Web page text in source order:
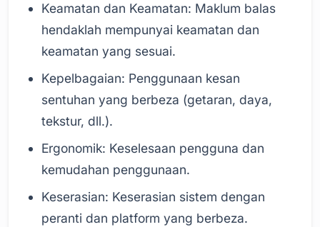
Keamatan dan Keamatan: Maklum balas
hendaklah mempunyai keamatan dan
keamatan yang sesuai.
Kepelbagaian: Penggunaan kesan
sentuhan yang berbeza (getaran, daya,
tekstur, dll.).
Ergonomik: Keselesaan pengguna dan
kemudahan penggunaan.
Keserasian: Keserasian sistem dengan
peranti dan platform yang berbeza.